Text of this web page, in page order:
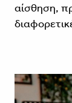
αίσθηση,